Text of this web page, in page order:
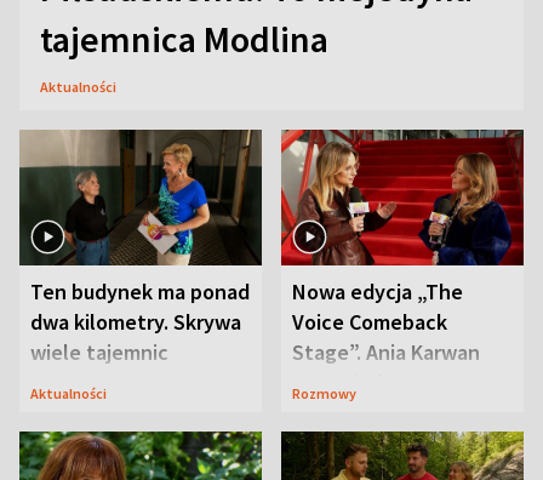
tajemnica Modlina
Aktualności
Ten budynek ma ponad
dwa kilometry. Skrywa
wiele tajemnic
Aktualności
Nowa edycja „The
Voice Comeback
Stage”. Ania Karwan
zapowiada
Rozmowy